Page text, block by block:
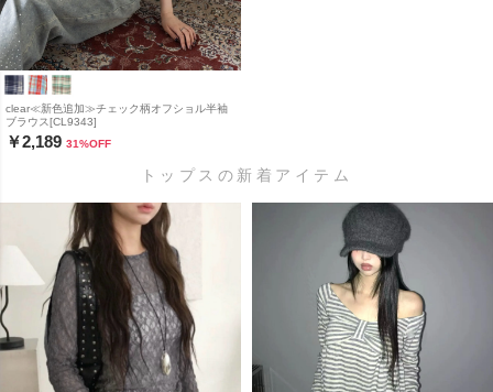
clear≪新色追加≫チェック柄オフショル半袖
ブラウス[CL9343]
￥2,189 31%OFF
トップスの新着アイテム